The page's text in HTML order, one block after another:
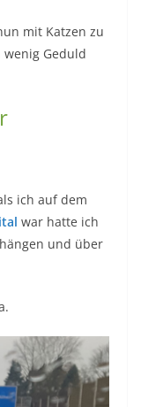
mit Katzen zu
Geduld
ich auf dem
war hatte ich
und über